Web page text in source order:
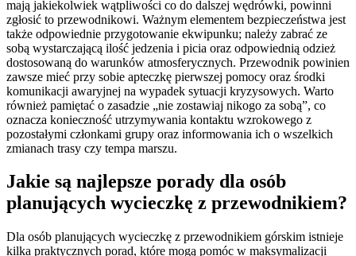
mają jakiekolwiek wątpliwości co do dalszej wędrówki, powinni
zgłosić to przewodnikowi. Ważnym elementem bezpieczeństwa jest
także odpowiednie przygotowanie ekwipunku; należy zabrać ze
sobą wystarczającą ilość jedzenia i picia oraz odpowiednią odzież
dostosowaną do warunków atmosferycznych. Przewodnik powinien
zawsze mieć przy sobie apteczkę pierwszej pomocy oraz środki
komunikacji awaryjnej na wypadek sytuacji kryzysowych. Warto
również pamiętać o zasadzie „nie zostawiaj nikogo za sobą”, co
oznacza konieczność utrzymywania kontaktu wzrokowego z
pozostałymi członkami grupy oraz informowania ich o wszelkich
zmianach trasy czy tempa marszu.
Jakie są najlepsze porady dla osób
planujących wycieczkę z przewodnikiem?
Dla osób planujących wycieczkę z przewodnikiem górskim istnieje
kilka praktycznych porad, które mogą pomóc w maksymalizacji